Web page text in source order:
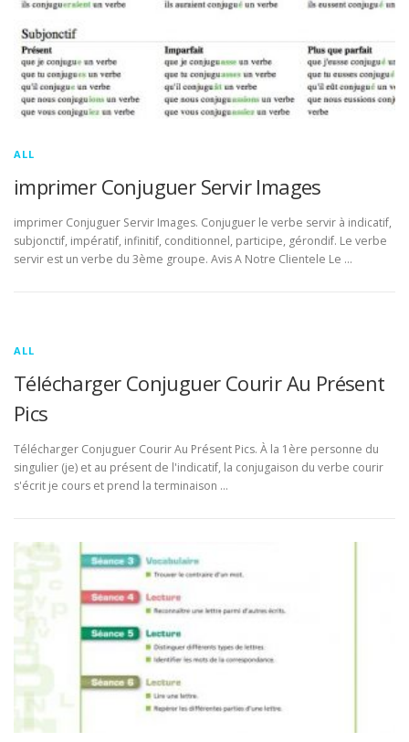
ALL
imprimer Conjuguer Servir Images
imprimer Conjuguer Servir Images. Conjuguer le verbe servir à indicatif,
subjonctif, impératif, infinitif, conditionnel, participe, gérondif. Le verbe
servir est un verbe du 3ème groupe. Avis A Notre Clientele Le …
ALL
Télécharger Conjuguer Courir Au Présent
Pics
Télécharger Conjuguer Courir Au Présent Pics. À la 1ère personne du
singulier (je) et au présent de l'indicatif, la conjugaison du verbe courir
s'écrit je cours et prend la terminaison …